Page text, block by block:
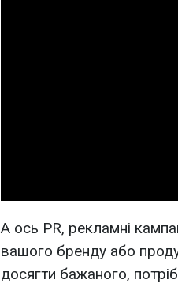
А ось PR, рекламні
вашого бренду або
досягти бажаного,